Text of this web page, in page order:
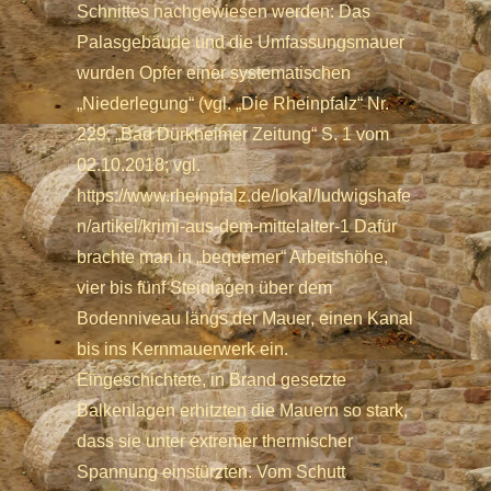
Schnittes nachgewiesen werden: Das
Palasgebäude und die Umfassungsmauer
wurden Opfer einer systematischen
„Niederlegung“ (vgl. „Die Rheinpfalz“ Nr.
229, „Bad Dürkheimer Zeitung“ S. 1 vom
02.10.2018; vgl.
https://www.rheinpfalz.de/lokal/ludwigshafe
n/artikel/krimi-aus-dem-mittelalter-1 Dafür
brachte man in „bequemer“ Arbeitshöhe,
vier bis fünf Steinlagen über dem
Bodenniveau längs der Mauer, einen Kanal
bis ins Kernmauerwerk ein.
Eingeschichtete, in Brand gesetzte
Balkenlagen erhitzten die Mauern so stark,
dass sie unter extremer thermischer
Spannung einstürzten. Vom Schutt